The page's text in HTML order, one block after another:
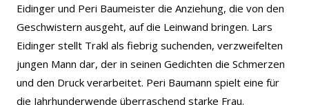
Eidinger und Peri Baumeister die Anziehung, die von den
Geschwistern ausgeht, auf die Leinwand bringen. Lars
Eidinger stellt Trakl als fiebrig suchenden, verzweifelten
jungen Mann dar, der in seinen Gedichten die Schmerzen
und den Druck verarbeitet. Peri Baumann spielt eine für
die Jahrhunderwende überraschend starke Frau.